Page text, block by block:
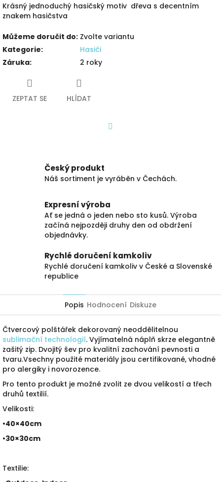
Krásný jednoduchý hasičský motiv dřeva s decentním
znakem hasičstva
Můžeme doručit do: Zvolte variantu
Kategorie:
Hasiči
Záruka: 2 roky
ZEPTAT SE HLÍDAT
Český produkt
Náš sortiment je vyráběn v Čechách.
Expresní výroba
Ať se jedná o jeden nebo sto kusů. Výroba
začíná nejpozději druhy den od obdržení
objednávky.
Rychlé doručení kamkoliv
Rychlé doručení kamkoliv v České a Slovenské
republice
Popis Hodnocení Diskuze
Čtvercový polštářek dekorovaný neoddělitelnou
sublimační technologií. Vyjímatelná náplň skrze elegantně
zašitý zip. Dvojitý šev pro kvalitní zachování pevnosti a
tvaru.Vsechny použité materiály jsou certifikované, vhodné
pro alergiky i novorozence.
Pro tento produkt je možné zvolit ze dvou velikostí a třech
druhů textilií.
Velikosti:
•40×40cm
•30×30cm
Textilie: